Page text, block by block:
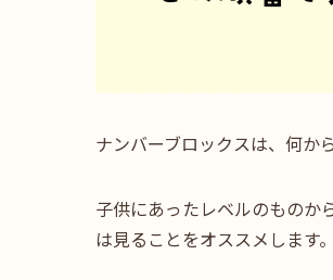
ナンバーブロックスは、何か
子供にあったレベルのものか
は見ることをオススメします。